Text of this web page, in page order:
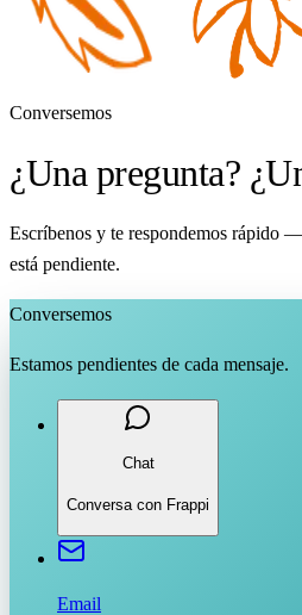
Conversemos
¿Una pregunta?
Escríbenos y te respondemos rápido
está pendiente.
Conversemos
Estamos pendientes de cada mensaje.
Chat
Conversa con Frappi
Email